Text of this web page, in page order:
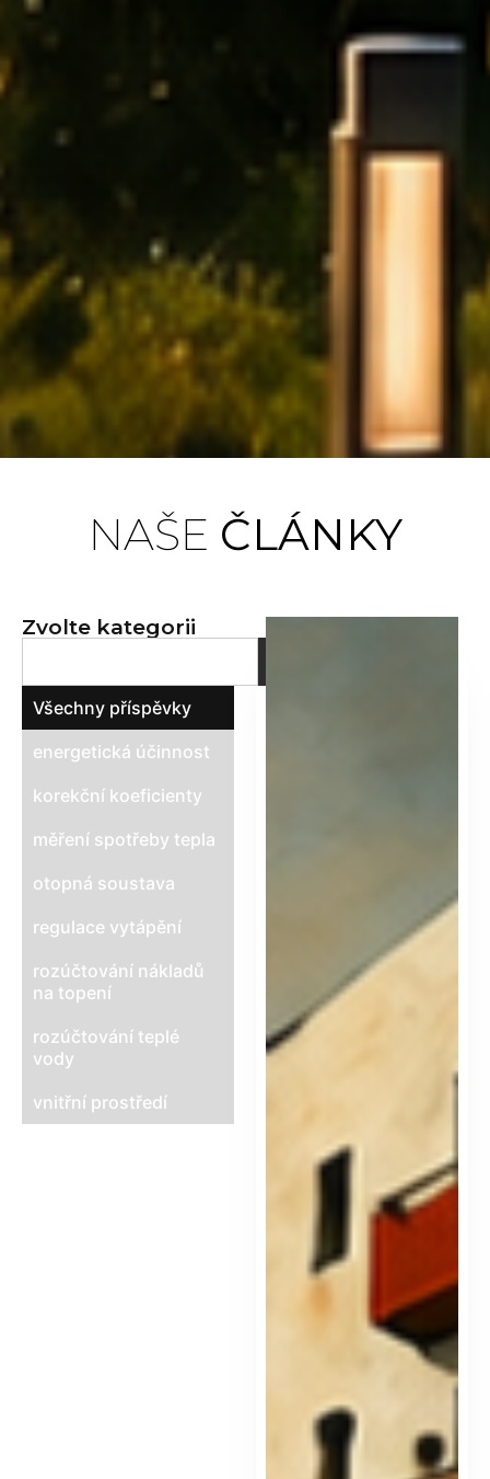
Bilanční
metoda
pro spravedlivé
NAŠE ČLÁNKY
Zvolte kategorii
energetická účinnost
korekční koeficienty
měření spotřeby tepla
otopná soustava
regulace vytápění
rozúčtování nákladů
na topení
rozúčtování teplé
vody
vnitřní prostředí
Všechny příspěvky